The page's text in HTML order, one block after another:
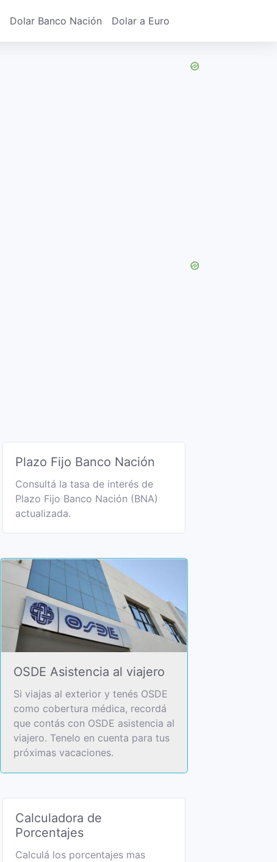
Dolar Banco Nación Dolar a Euro
Plazo Fijo Banco Nación
Consultá la tasa de interés de
Plazo Fijo Banco Nación (BNA)
actualizada.
OSDE Asistencia al viajero
Si viajas al exterior y tenés OSDE
como cobertura médica, recordá
que contás con OSDE asistencia al
viajero. Tenelo en cuenta para tus
próximas vacaciones.
Calculadora de
Porcentajes
Calculá los porcentajes mas